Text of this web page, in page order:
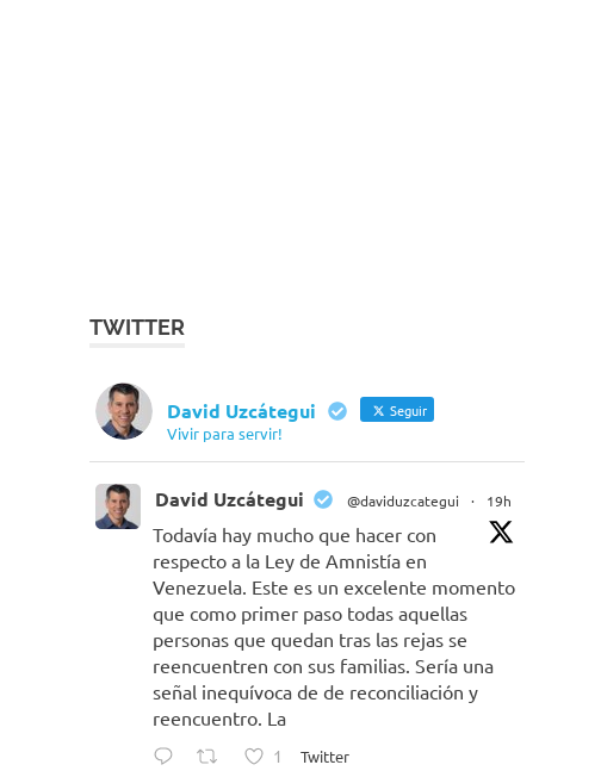
TWITTER
David Uzcátegui Seguir
Vivir para servir!
David Uzcátegui @daviduzcategui · 19h
Todavía hay mucho que hacer con
respecto a la Ley de Amnistía en
Venezuela. Este es un excelente momento
que como primer paso todas aquellas
personas que quedan tras las rejas se
reencuentren con sus familias. Sería una
señal inequívoca de de reconciliación y
reencuentro. La
1 Twitter